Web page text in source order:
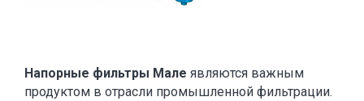
Напорные фильтры Мале являются важным
продуктом в отрасли промышленной фильтрации.